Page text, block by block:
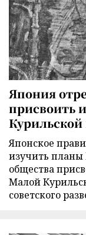
Япония
присвоить
Японское
изучить планы
общества
Малой
советского